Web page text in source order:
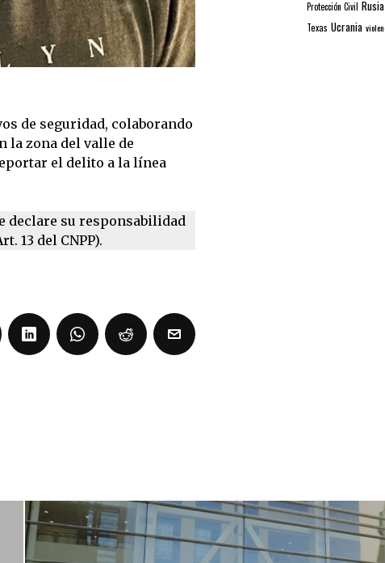
de seguridad, colaborando
la zona del valle de
el delito a la línea
declare su responsabilidad
13 del CNPP).
Protección Civil Rusia
Texas Ucrania